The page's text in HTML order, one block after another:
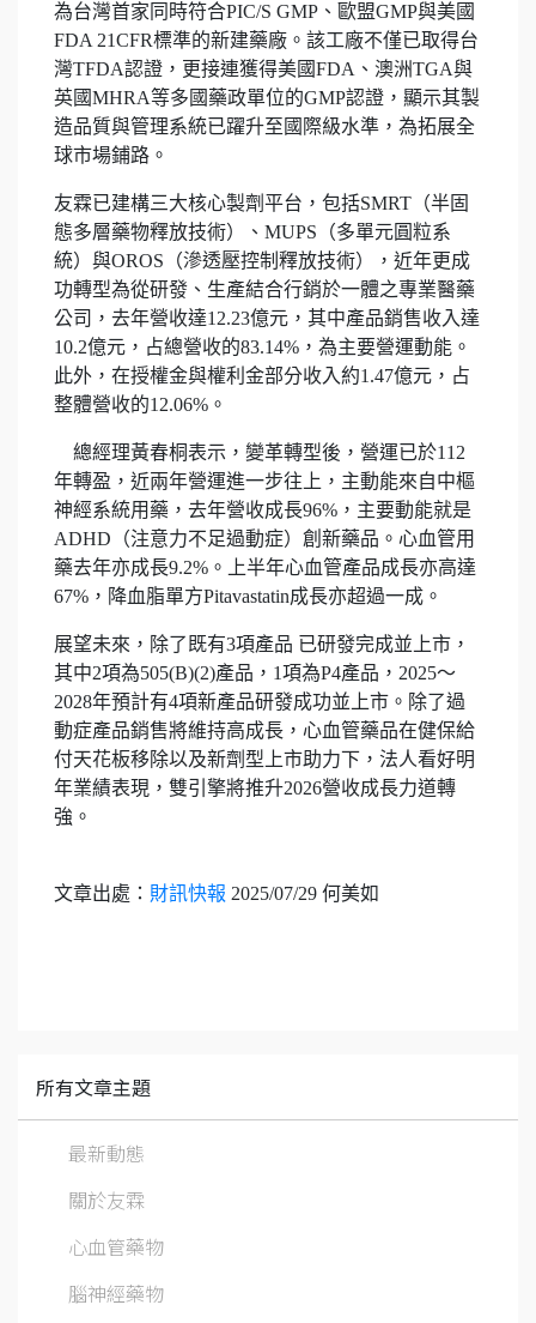
為台灣首家同時符合PIC/S GMP、歐盟GMP與美國
FDA 21CFR標準的新建藥廠。該工廠不僅已取得台
灣TFDA認證，更接連獲得美國FDA、澳洲TGA與
英國MHRA等多國藥政單位的GMP認證，顯示其製
造品質與管理系統已躍升至國際級水準，為拓展全
球市場鋪路。
友霖已建構三大核心製劑平台，包括SMRT（半固
態多層藥物釋放技術）、MUPS（多單元圓粒系
統）與OROS（滲透壓控制釋放技術），近年更成
功轉型為從研發、生產結合行銷於一體之專業醫藥
公司，去年營收達12.23億元，其中產品銷售收入達
10.2億元，占總營收的83.14%，為主要營運動能。
此外，在授權金與權利金部分收入約1.47億元，占
整體營收的12.06%。
總經理黃春桐表示，變革轉型後，營運已於112
年轉盈，近兩年營運進一步往上，主動能來自中樞
神經系統用藥，去年營收成長96%，主要動能就是
ADHD（注意力不足過動症）創新藥品。心血管用
藥去年亦成長9.2%。上半年心血管產品成長亦高達
67%，降血脂單方Pitavastatin成長亦超過一成。
展望未來，除了既有3項產品 已研發完成並上市，
其中2項為505(B)(2)產品，1項為P4產品，2025～
2028年預計有4項新產品研發成功並上市。除了過
動症產品銷售將維持高成長，心血管藥品在健保給
付天花板移除以及新劑型上市助力下，法人看好明
年業績表現，雙引擎將推升2026營收成長力道轉
強。
文章出處： 財訊快報 2025/07/29 何美如
所有文章主題
最新動態
關於友霖
心血管藥物
腦神經藥物